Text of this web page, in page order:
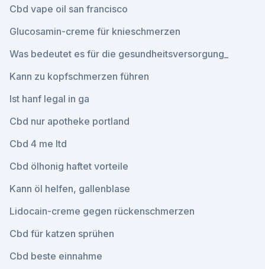
Cbd vape oil san francisco
Glucosamin-creme für knieschmerzen
Was bedeutet es für die gesundheitsversorgung_
Kann zu kopfschmerzen führen
Ist hanf legal in ga
Cbd nur apotheke portland
Cbd 4 me ltd
Cbd ölhonig haftet vorteile
Kann öl helfen, gallenblase
Lidocain-creme gegen rückenschmerzen
Cbd für katzen sprühen
Cbd beste einnahme